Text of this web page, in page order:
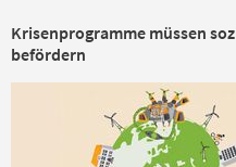
Krisenprogramme müssen
befördern